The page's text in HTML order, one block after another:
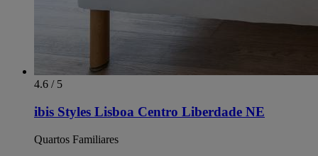
4.6 / 5
ibis Styles Lisboa Centro Liberdade NE
Quartos Familiares